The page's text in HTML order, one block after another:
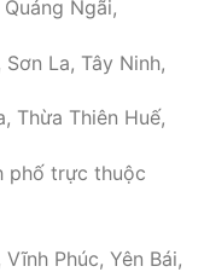
Ngãi,
La, Tây Ninh,
Thừa Thiên Huế,
phố trực thuộc
Phúc, Yên Bái,